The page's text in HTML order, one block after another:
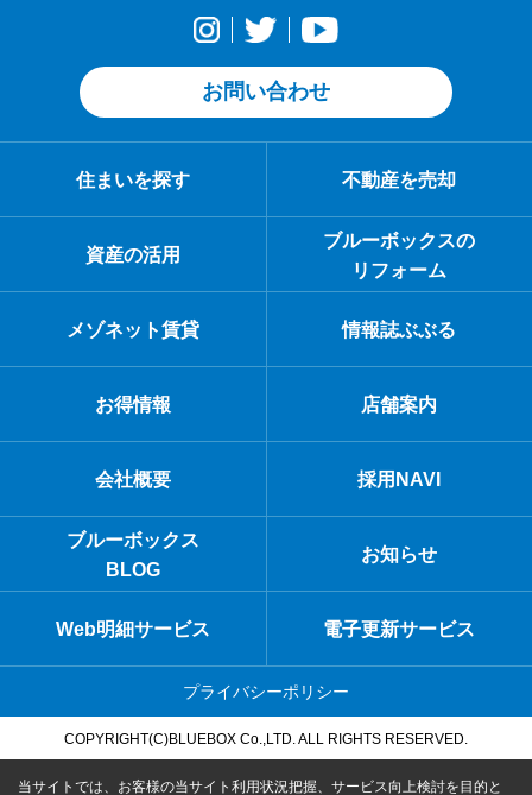
お問い合わせ
住まいを探す 不動産を売却
資産の活用
ブルーボックスの
リフォーム
メゾネット賃貸 情報誌ぶぶる
お得情報 店舗案内
会社概要 採用NAVI
ブルーボックス
BLOG
お知らせ
Web明細サービス 電子更新サービス
プライバシーポリシー
COPYRIGHT(C)BLUEBOX Co.,LTD. ALL RIGHTS RESERVED.
当サイトでは、お客様の当サイト利用状況把握、サービス向上検討を目的と